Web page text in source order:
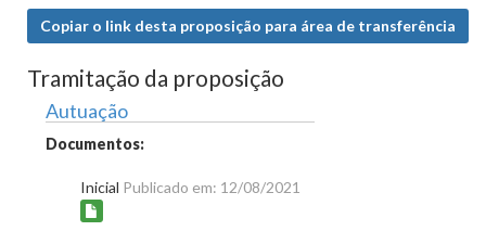
Copiar o link desta proposição para área de transferência
Tramitação da proposição
Autuação
Documentos:
Inicial Publicado em: 12/08/2021